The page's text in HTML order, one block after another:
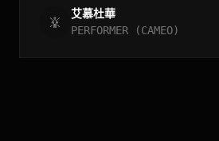
艾慕杜華
PERFORMER (CAMEO)